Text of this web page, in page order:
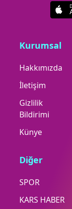
Kurumsal
Hakkımızda
İletişim
Gizlilik
Bildirimi
Künye
Diğer
SPOR
KARS HABER